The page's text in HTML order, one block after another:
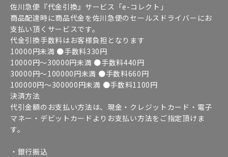
佐川急便『代金引換』サービス「e-コレクト」
商品配達時に商品代金を佐川急便のセールスドライバーにお
支払い頂くサービスです。
代金引換手数料はお客様負担となります
10000円未満 ●手数料330円
10000円～30000円未満 ●手数料440円
30000円～100000円未満 ●手数料660円
100000円～300000円未満 ●手数料1100円
決済方法
代引金額のお支払い方法は、現金・クレジットカード・電子
マネー・デビットカードよりお支払い方法をご指定頂けま
す。
・銀行振込